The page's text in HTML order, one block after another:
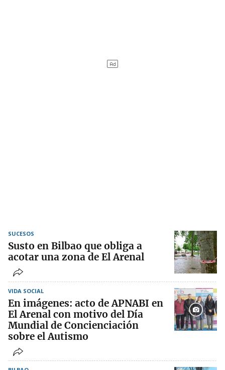
SUCESOS
Susto en Bilbao que obliga a
acotar una zona de El Arenal
VIDA SOCIAL
En imágenes: acto de APNABI en
El Arenal con motivo del Día
Mundial de Concienciación
sobre el Autismo